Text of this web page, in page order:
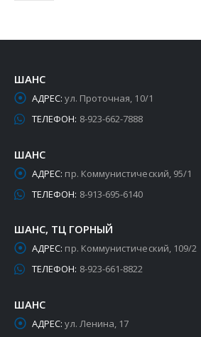
ШАНС
АДРЕС: ул. Проточная, 10/1
ТЕЛЕФОН: 8-923-662-7888
ШАНС
АДРЕС: пр. Коммунистический, 95/1
ТЕЛЕФОН: 8-913-695-6140
ШАНС, ТЦ ГОРНЫЙ
АДРЕС: пр. Коммунистический, 109/2
ТЕЛЕФОН: 8-923-661-8822
ШАНС
АДРЕС: ул. Ленина, 17